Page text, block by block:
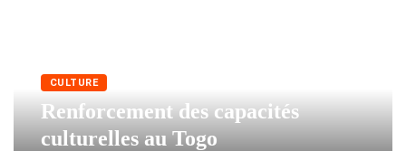
CULTURE
Renforcement des capacités
culturelles au Togo